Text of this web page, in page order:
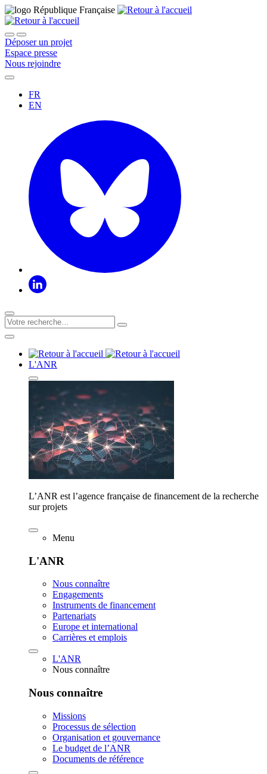
Déposer un projet
Espace presse
Nous rejoindre
FR
EN
L'ANR
L’ANR est l’agence française de financement de la recherche
sur projets
Menu
L'ANR
Nous connaître
Engagements
Instruments de financement
Partenariats
Europe et international
Carrières et emplois
L'ANR
Nous connaître
Nous connaître
Missions
Processus de sélection
Organisation et gouvernance
Le budget de l’ANR
Documents de référence